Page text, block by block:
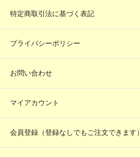
特定商取引法に基づく表記
プライバシーポリシー
お問い合わせ
マイアカウント
会員登録（登録なしでもご注文できます）